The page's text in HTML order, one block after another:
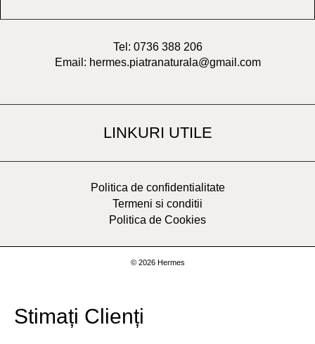
Tel: 0736 388 206
Email: hermes.piatranaturala@gmail.com
LINKURI UTILE
Politica de confidentialitate
Termeni si conditii
Politica de Cookies
© 2026 Hermes
Stimați Clienți